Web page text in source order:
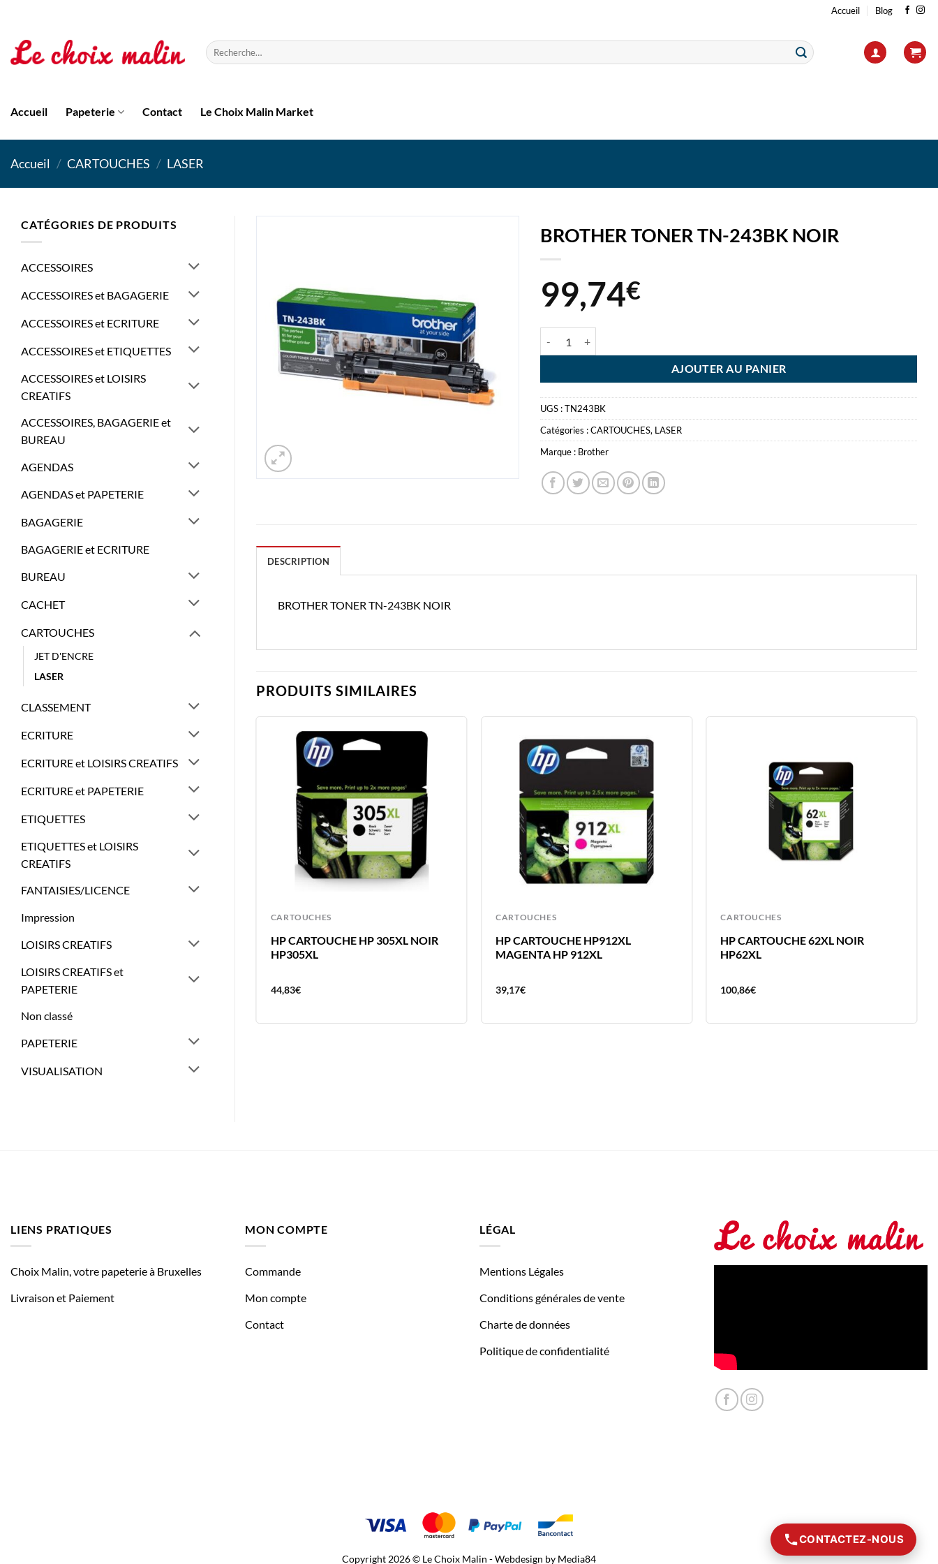
contenu
Accueil Blog
Recherche
pour :
Accueil Papeterie Contact Le Choix Malin Market
Accueil / CARTOUCHES / LASER
CATÉGORIES DE PRODUITS
ACCESSOIRES
ACCESSOIRES et BAGAGERIE
ACCESSOIRES et ECRITURE
ACCESSOIRES et ETIQUETTES
ACCESSOIRES et LOISIRS
CREATIFS
ACCESSOIRES, BAGAGERIE et
BUREAU
AGENDAS
AGENDAS et PAPETERIE
BAGAGERIE
BAGAGERIE et ECRITURE
BUREAU
CACHET
CARTOUCHES
JET D'ENCRE
LASER
CLASSEMENT
ECRITURE
ECRITURE et LOISIRS CREATIFS
ECRITURE et PAPETERIE
ETIQUETTES
ETIQUETTES et LOISIRS
CREATIFS
FANTAISIES/LICENCE
Impression
LOISIRS CREATIFS
LOISIRS CREATIFS et
PAPETERIE
Non classé
PAPETERIE
VISUALISATION
BROTHER TONER TN-243BK NOIR
99,74€
AJOUTER AU PANIER
UGS :TN243BK
Catégories :CARTOUCHES, LASER
Marque : Brother
DESCRIPTION
BROTHER TONER TN-243BK NOIR
PRODUITS SIMILAIRES
CARTOUCHES
HP CARTOUCHE HP 305XL NOIR
HP305XL
44,83€
CARTOUCHES
HP CARTOUCHE HP912XL
MAGENTA HP 912XL
39,17€
CARTOUCHES
HP CARTOUCHE 62XL NOIR
HP62XL
100,86€
CARTOUCHES
HP CARTOUCHE 62XL COULEUR
105,32€
LIENS PRATIQUES
Choix Malin, votre papeterie à Bruxelles
Livraison et Paiement
MON COMPTE
Commande
Mon compte
Contact
LÉGAL
Mentions Légales
Conditions générales de vente
Charte de données
Politique de confidentialité
Copyright 2026 © Le Choix Malin - Webdesign by Media84
CONTACTEZ-NOUS